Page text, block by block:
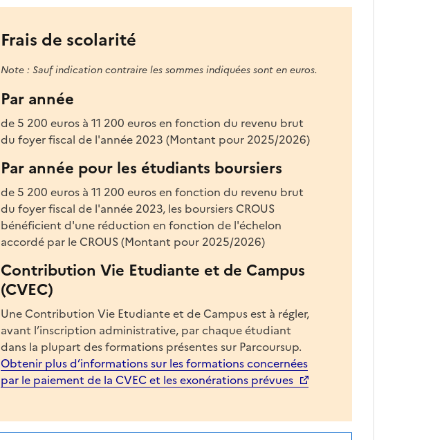
Frais de scolarité
Note : Sauf indication contraire les sommes indiquées sont en euros.
Par année
de 5 200 euros à 11 200 euros en fonction du revenu brut
du foyer fiscal de l'année 2023 (Montant pour 2025/2026)
Par année pour les étudiants boursiers
de 5 200 euros à 11 200 euros en fonction du revenu brut
du foyer fiscal de l'année 2023, les boursiers CROUS
bénéficient d'une réduction en fonction de l'échelon
accordé par le CROUS (Montant pour 2025/2026)
Contribution Vie Etudiante et de Campus
(CVEC)
Une Contribution Vie Etudiante et de Campus est à régler,
avant l’inscription administrative, par chaque étudiant
dans la plupart des formations présentes sur Parcoursup.
Obtenir plus d’informations sur les formations concernées
par le paiement de la CVEC et les exonérations prévues